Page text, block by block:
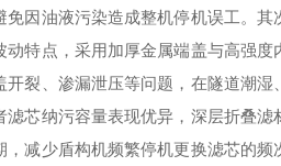
因油液污染造成整机停机误工。
特点，采用加厚金属端盖与高强度
裂、渗漏泄压等问题，在隧道潮
芯纳污容量表现优异，深层折叠
减少盾构机频繁停机更换滤芯的